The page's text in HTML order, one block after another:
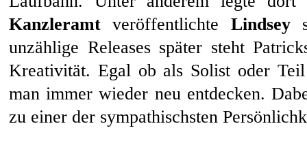
Kanzleramt veröffentlichte Lindsey
unzählige Releases später steht
Kreativität. Egal ob als Solist oder
man immer wieder neu entdecken.
zu einer der sympathischsten